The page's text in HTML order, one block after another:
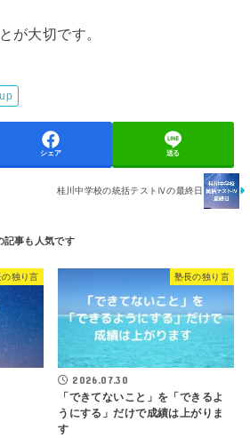
が大切です。
シェア 送る
桂川中学校の統括テストⅣの最終日
の独り言 塾長の独り言
2026.07.30
「できてないこと」を「できるよ
うにする」だけで成績は上がりま
す